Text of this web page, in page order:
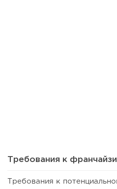
Требования к франчайзи
Требования к